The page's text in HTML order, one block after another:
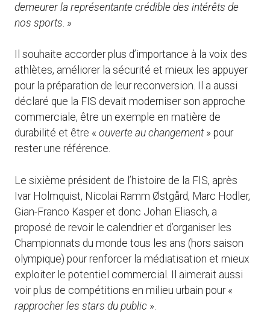
demeurer la représentante crédible des intérêts de
nos sports . »
Il souhaite accorder plus d’importance à la voix des
athlètes, améliorer la sécurité et mieux les appuyer
pour la préparation de leur reconversion. Il a aussi
déclaré que la FIS devait moderniser son approche
commerciale, être un exemple en matière de
durabilité et être « ouverte au changement» pour
rester une référence.
Le sixième président de l’histoire de la FIS, après
Ivar Holmquist, Nicolai Ramm Østgård, Marc Hodler,
Gian-Franco Kasper et donc Johan Eliasch, a
proposé de revoir le calendrier et d’organiser les
Championnats du monde tous les ans (hors saison
olympique) pour renforcer la médiatisation et mieux
exploiter le potentiel commercial. Il aimerait aussi
voir plus de compétitions en milieu urbain pour «
rapprocher les stars du public ».